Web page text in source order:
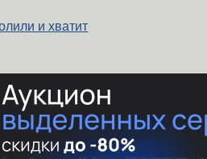
и хватит